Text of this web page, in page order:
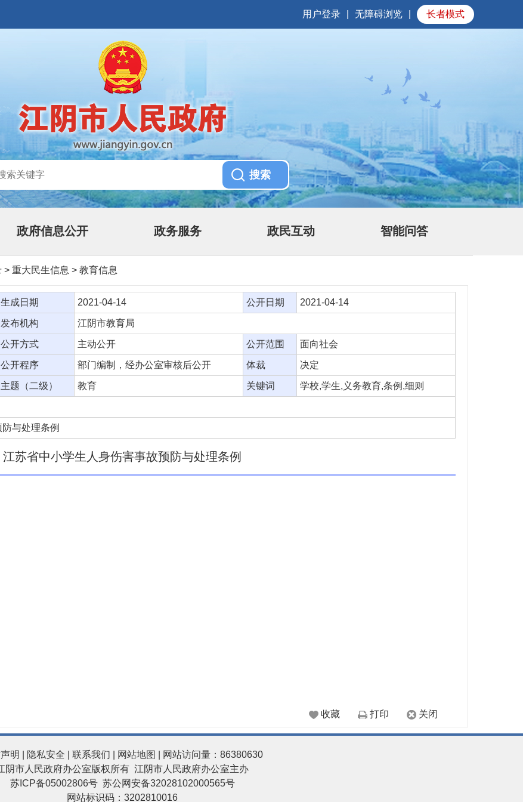
用户登录 无障碍浏览 长者模式
政府信息公开 政务服务 政民互动 智能问答
重大民生信息 > 教育信息
生成日期 2021-04-14 公开日期 2021-04-14
发布机构 江阴市教育局
公开方式 主动公开 公开范围 面向社会
公开程序 部门编制，经办公室审核后公开 体裁 决定
主题（二级） 教育 关键词 学校,学生,义务教育,条例,细则
与处理条例
江苏省中小学生人身伤害事故预防与处理条例
收藏 打印 关闭
明 隐私安全 联系我们 网站地图
| 网站访问量：86380630
阴市人民政府办公室版权所有 江阴市人民政府办公室主办
苏ICP备05002806号 苏公网安备32028102000565号
网站标识码：3202810016